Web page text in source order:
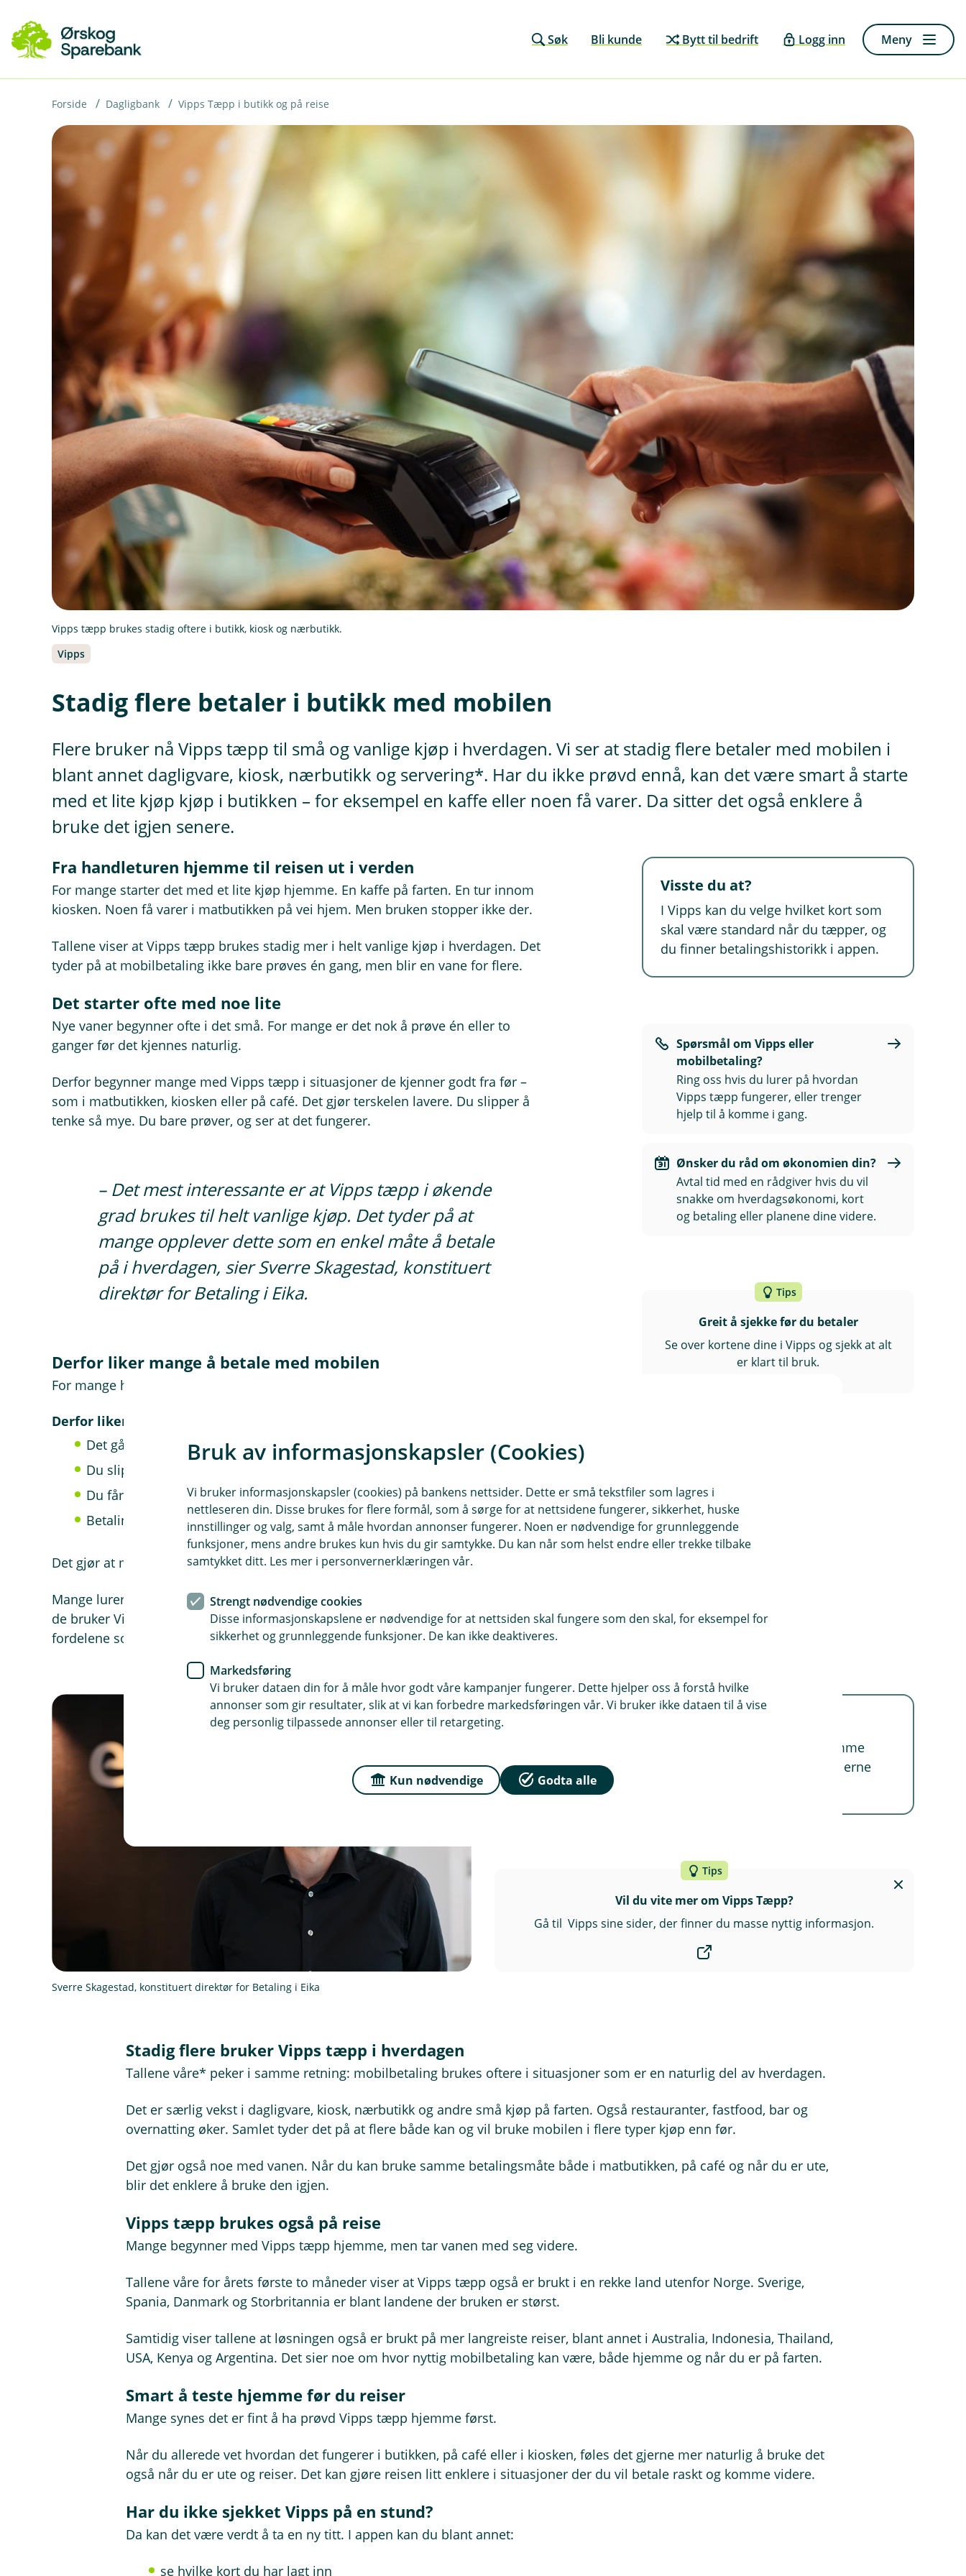
Søk Bli kunde Bytt til bedrift Logg inn Meny
Forside Dagligbank Vipps Tæpp i butikk og på reise
Vipps tæpp brukes stadig oftere i butikk, kiosk og nærbutikk.
Vipps
Stadig flere betaler i butikk med mobilen
Flere bruker nå Vipps tæpp til små og vanlige kjøp i hverdagen. Vi ser at stadig flere betaler med mobilen i
blant annet dagligvare, kiosk, nærbutikk og servering*. Har du ikke prøvd ennå, kan det være smart å starte
med et lite kjøp kjøp i butikken – for eksempel en kaffe eller noen få varer. Da sitter det også enklere å
bruke det igjen senere.
Fra handleturen hjemme til reisen ut i verden
For mange starter det med et lite kjøp hjemme. En kaffe på farten. En tur innom
kiosken. Noen få varer i matbutikken på vei hjem. Men bruken stopper ikke der.
Tallene viser at Vipps tæpp brukes stadig mer i helt vanlige kjøp i hverdagen. Det
tyder på at mobilbetaling ikke bare prøves én gang, men blir en vane for flere.
Det starter ofte med noe lite
Nye vaner begynner ofte i det små. For mange er det nok å prøve én eller to
ganger før det kjennes naturlig.
Derfor begynner mange med Vipps tæpp i situasjoner de kjenner godt fra før –
som i matbutikken, kiosken eller på café. Det gjør terskelen lavere. Du slipper å
tenke så mye. Du bare prøver, og ser at det fungerer.
– Det mest interessante er at Vipps tæpp i økende
grad brukes til helt vanlige kjøp. Det tyder på at
mange opplever dette som en enkel måte å betale
på i hverdagen, sier Sverre Skagestad, konstituert
direktør for Betaling i Eika.
Derfor liker mange å betale med mobilen
For mange handler det først og fremst om at det er enkelt i en travel hverdag.
Derfor liker mange Vipps tæpp
Det går raskt i hverdagen
Du slipper å finne fram kortet
Du får oversikt i appen
Betalingen godkjennes på mobilen med ansikt eller fingeravtrykk
Det gjør at mange opplever mobilbetaling som både enkelt og trygt i hverdagen.
Mange lurer også på om de fortsatt får poeng, bonuser eller andre fordeler når
de bruker Vipps tæpp. Svaret er ja – i de aller fleste tilfeller får du de samme
fordelene som om du hadde brukt det fysiske kortet ditt.
Visste du at?
I Vipps kan du velge hvilket kort som
skal være standard når du tæpper, og
du finner betalingshistorikk i appen.
Spørsmål om Vipps eller
mobilbetaling?
Ring oss hvis du lurer på hvordan
Vipps tæpp fungerer, eller trenger
hjelp til å komme i gang.
Ønsker du råd om økonomien din?
Avtal tid med en rådgiver hvis du vil
snakke om hverdagsøkonomi, kort
og betaling eller planene dine videre.
Tips
Greit å sjekke før du betaler
Se over kortene dine i Vipps og sjekk at alt
er klart til bruk.
Sverre Skagestad, konstituert direktør for Betaling i Eika
– Mange synes det er greit å ha testet Vipps tæpp hjemme
først. Når du vet hvordan det fungerer, blir terskelen gjerne
lavere også når du er ute og reiser, sier Skagestad.
Tips
Vil du vite mer om Vipps Tæpp?
Gå til Vipps sine sider, der finner du masse nyttig informasjon.
(
E
s
n
e
,
n
t
n
d
Stadig flere bruker Vipps tæpp i hverdagen
Tallene våre* peker i samme retning: mobilbetaling brukes oftere i situasjoner som er en naturlig del av hverdagen.
Det er særlig vekst i dagligvare, kiosk, nærbutikk og andre små kjøp på farten. Også restauranter, fastfood, bar og
overnatting øker. Samlet tyder det på at flere både kan og vil bruke mobilen i flere typer kjøp enn før.
Det gjør også noe med vanen. Når du kan bruke samme betalingsmåte både i matbutikken, på café og når du er ute,
blir det enklere å bruke den igjen.
Vipps tæpp brukes også på reise
Mange begynner med Vipps tæpp hjemme, men tar vanen med seg videre.
Tallene våre for årets første to måneder viser at Vipps tæpp også er brukt i en rekke land utenfor Norge. Sverige,
Spania, Danmark og Storbritannia er blant landene der bruken er størst.
Samtidig viser tallene at løsningen også er brukt på mer langreiste reiser, blant annet i Australia, Indonesia, Thailand,
USA, Kenya og Argentina. Det sier noe om hvor nyttig mobilbetaling kan være, både hjemme og når du er på farten.
Smart å teste hjemme før du reiser
Mange synes det er fint å ha prøvd Vipps tæpp hjemme først.
Når du allerede vet hvordan det fungerer i butikken, på café eller i kiosken, føles det gjerne mer naturlig å bruke det
også når du er ute og reiser. Det kan gjøre reisen litt enklere i situasjoner der du vil betale raskt og komme videre.
Har du ikke sjekket Vipps på en stund?
Da kan det være verdt å ta en ny titt. I appen kan du blant annet:
se hvilke kort du har lagt inn
Bruk av informasjonskapsler (Cookies)
Vi bruker informasjonskapsler (cookies) på bankens nettsider. Dette er små tekstfiler som lagres i
nettleseren din. Disse brukes for flere formål, som å sørge for at nettsidene fungerer, sikkerhet, huske
innstillinger og valg, samt å måle hvordan annonser fungerer. Noen er nødvendige for grunnleggende
funksjoner, mens andre brukes kun hvis du gir samtykke. Du kan når som helst endre eller trekke tilbake
samtykket ditt. Les mer i personvernerklæringen vår.
Strengt nødvendige cookies
Disse informasjonskapslene er nødvendige for at nettsiden skal fungere som den skal, for eksempel for
sikkerhet og grunnleggende funksjoner. De kan ikke deaktiveres.
Markedsføring
Vi bruker dataen din for å måle hvor godt våre kampanjer fungerer. Dette hjelper oss å forstå hvilke
annonser som gir resultater, slik at vi kan forbedre markedsføringen vår. Vi bruker ikke dataen til å vise
deg personlig tilpassede annonser eller til retargeting.
Kun nødvendige Godta alle